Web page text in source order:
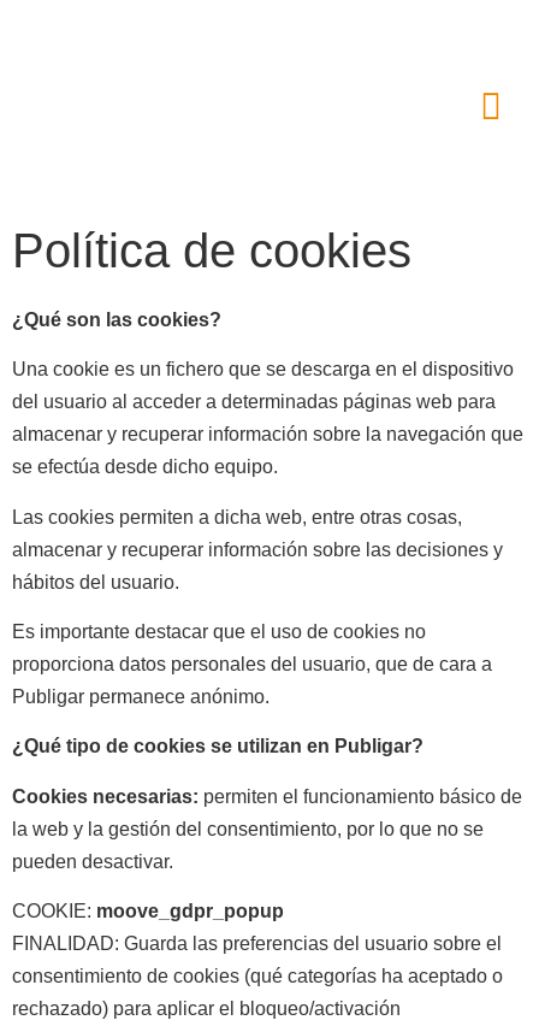
Política de cookies
¿Qué son las cookies?
Una cookie es un fichero que se descarga en el dispositivo
del usuario al acceder a determinadas páginas web para
almacenar y recuperar información sobre la navegación que
se efectúa desde dicho equipo.
Las cookies permiten a dicha web, entre otras cosas,
almacenar y recuperar información sobre las decisiones y
hábitos del usuario.
Es importante destacar que el uso de cookies no
proporciona datos personales del usuario, que de cara a
Publigar permanece anónimo.
¿Qué tipo de cookies se utilizan en Publigar?
Cookies necesarias: permiten el funcionamiento básico de
la web y la gestión del consentimiento, por lo que no se
pueden desactivar.
COOKIE: moove_gdpr_popup
FINALIDAD: Guarda las preferencias del usuario sobre el
consentimiento de cookies (qué categorías ha aceptado o
rechazado) para aplicar el bloqueo/activación